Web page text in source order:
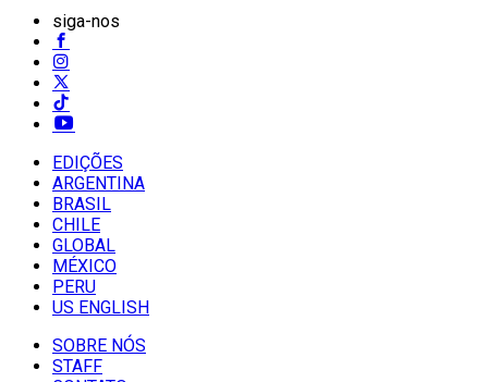
siga-nos
EDIÇÕES
ARGENTINA
BRASIL
CHILE
GLOBAL
MÉXICO
PERU
US ENGLISH
SOBRE NÓS
STAFF